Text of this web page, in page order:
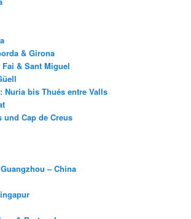
& Girona
& Sant Miguel
Nuria bis Thués entre Valls
und Cap de Creus
– China